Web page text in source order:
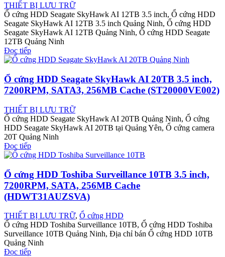
THIẾT BỊ LƯU TRỮ
Ổ cứng HDD Seagate SkyHawk AI 12TB 3.5 inch, Ổ cứng HDD
Seagate SkyHawk AI 12TB 3.5 inch Quảng Ninh, Ổ cứng HDD
Seagate SkyHawk AI 12TB Quảng Ninh, Ổ cứng HDD Seagate
12TB Quảng Ninh
Đọc tiếp
Ổ cứng HDD Seagate SkyHawk AI 20TB 3.5 inch,
7200RPM, SATA3, 256MB Cache (ST20000VE002)
THIẾT BỊ LƯU TRỮ
Ổ cứng HDD Seagate SkyHawk AI 20TB Quảng Ninh, Ổ cứng
HDD Seagate SkyHawk AI 20TB tại Quảng Yên, Ổ cứng camera
20T Quảng Ninh
Đọc tiếp
Ổ cứng HDD Toshiba Surveillance 10TB 3.5 inch,
7200RPM, SATA, 256MB Cache
(HDWT31AUZSVA)
THIẾT BỊ LƯU TRỮ, Ổ cứng HDD
Ổ cứng HDD Toshiba Surveillance 10TB, Ổ cứng HDD Toshiba
Surveillance 10TB Quảng Ninh, Địa chỉ bán Ổ cứng HDD 10TB
Quảng Ninh
Đọc tiếp